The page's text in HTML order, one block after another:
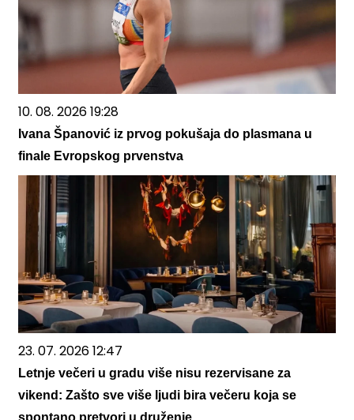
10. 08. 2026 19:28
Ivana Španović iz prvog pokušaja do plasmana u
finale Evropskog prvenstva
23. 07. 2026 12:47
Letnje večeri u gradu više nisu rezervisane za
vikend: Zašto sve više ljudi bira večeru koja se
spontano pretvori u druženje